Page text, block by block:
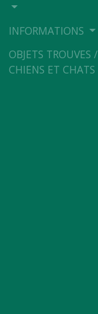
INFORMATIONS
OBJETS TROUVES /
CHIENS ET CHATS